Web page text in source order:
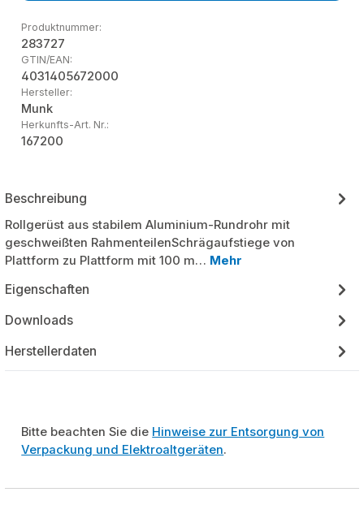
Produktnummer:
283727
GTIN/EAN:
4031405672000
Hersteller:
Munk
Herkunfts-Art. Nr.:
167200
Beschreibung
Rollgerüst aus stabilem Aluminium-Rundrohr mit
geschweißten RahmenteilenSchrägaufstiege von
Plattform zu Plattform mit 100 m… Mehr
Eigenschaften
Downloads
Herstellerdaten
Bitte beachten Sie die Hinweise zur Entsorgung von
Verpackung und Elektroaltgeräten.